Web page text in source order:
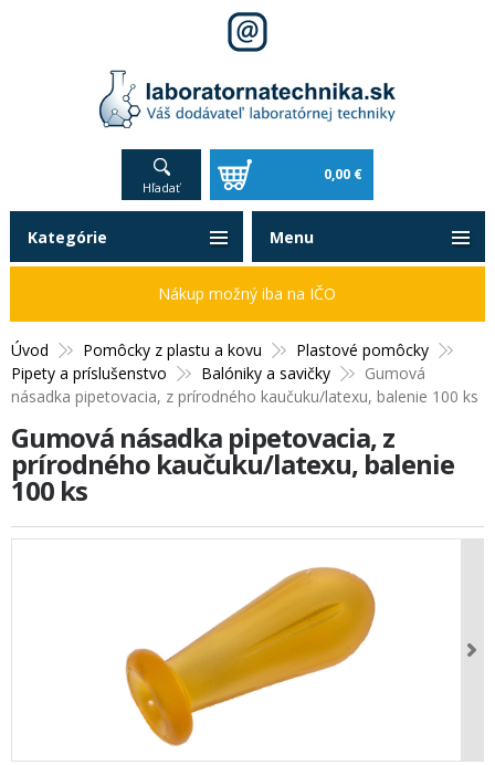
Hľadať
0,00 €
Úvod Pomôcky z plastu a kovu
Plastové pomôcky
Pipety a príslušenstvo
Balóniky a savičky
Gumová
násadka pipetovacia, z prírodného kaučuku/latexu, balenie 100 ks
Gumová násadka pipetovacia, z
prírodného kaučuku/latexu, balenie
100 ks
Kategórie
Nákup možný iba na IČO
Menu